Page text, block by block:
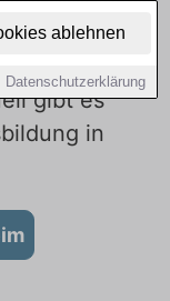
ablehnen
Datenschutzerklärung
von Top-
gibt es
in